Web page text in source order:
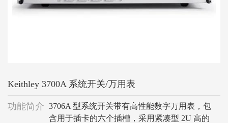
Keithley 3700A 系统开关/万用表
功能简介 3706A 型系统开关带有高性能数字万用表，包
含用于插卡的六个插槽，采用紧凑型 2U 高的